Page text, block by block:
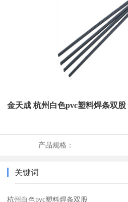
金天成 杭州白色pvc塑料焊条双股
产品规格：
关键词
杭州白色pvc塑料焊条双股